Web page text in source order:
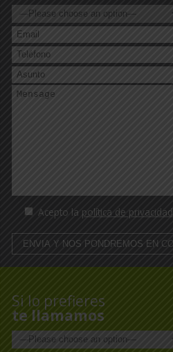
Acepto la política de privacidad
Si lo prefieres
te llamamos